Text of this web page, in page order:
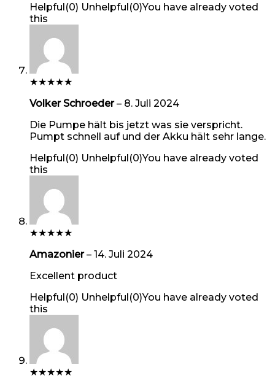
Helpful(0) Unhelpful(0)You have already voted
this
★★★★★
Volker Schroeder– 8. Juli 2024
Die Pumpe hält bis jetzt was sie verspricht.
Pumpt schnell auf und der Akku hält sehr lange.
Helpful(0) Unhelpful(0)You have already voted
this
★★★★★
Amazonier– 14. Juli 2024
Excellent product
Helpful(0) Unhelpful(0)You have already voted
this
★★★★★